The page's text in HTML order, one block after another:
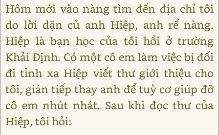
Hôm mới vào nàng tìm đến địa chỉ tôi
do lời dặn củ anh Hiệp, anh rể nàng.
Hiệp là bạn học của tôi hồi ở trường
Khải Định. Có một cô em làm việc bị đổi
đi tỉnh xa Hiệp viết thư giới thiệu cho
tôi, gián tiếp thay anh để tuỳ cơ giúp đỡ
cô em nhút nhát. Sau khi đọc thư của
Hiệp, tôi hỏi: